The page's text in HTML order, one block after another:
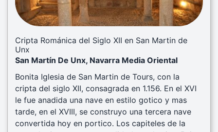
Cripta Románica del Siglo XII en San Martin de
Unx
San Martín De Unx, Navarra Media Oriental
Bonita Iglesia de San Martin de Tours, con la
cripta del siglo XII, consagrada en 1.156. En el XVI
le fue anadida una nave en estilo gotico y mas
tarde, en el XVIII, se construyo una tercera nave
convertida hoy en portico. Los capiteles de la